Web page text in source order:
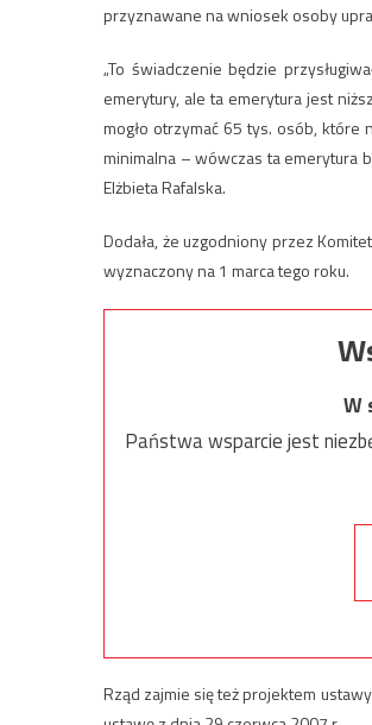
przyznawane na wniosek osoby
„To świadczenie będzie
emerytury, ale ta emerytura jest
mogło otrzymać 65 tys. osób, które
minimalna – wówczas ta emerytura
Elżbieta Rafalska.
Dodała, że uzgodniony przez
wyznaczony na 1 marca tego roku.
W
Państwa wsparcie jest
Rząd zajmie się też projektem